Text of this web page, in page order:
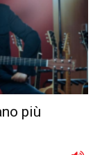
più